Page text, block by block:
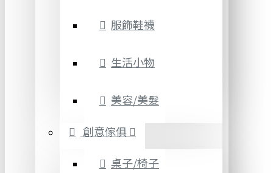
服飾鞋襪
生活小物
美容/美髮
創意傢俱
桌子/椅子